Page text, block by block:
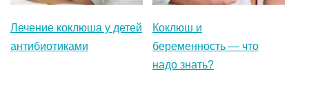
Лечение коклюша у детей
антибиотиками
Коклюш и
беременность — что
надо знать?